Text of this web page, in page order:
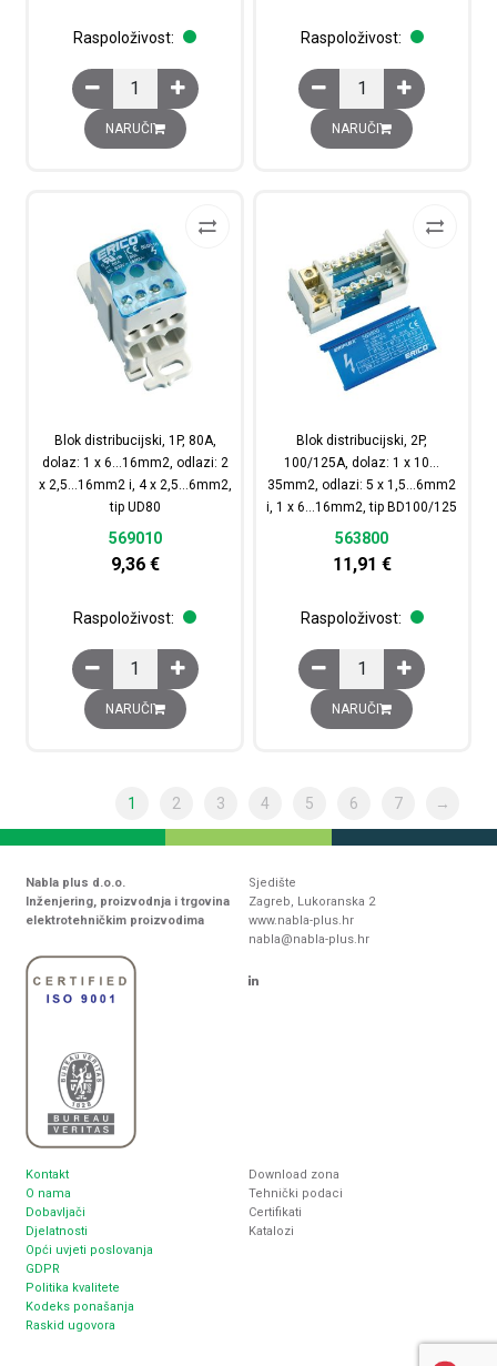
Raspoloživost:
Blok distribucijski, 1P, 400A, dolaz: 1 x 95...185mm2,
NARUČI
Raspoloživost:
Blok distribucijski,
NARUČI
Blok distribucijski, 1P, 80A,
dolaz: 1 x 6…16mm2, odlazi: 2
x 2,5…16mm2 i, 4 x 2,5…6mm2,
tip UD80
569010
9,36 €
Raspoloživost:
Blok distribucijski, 1P, 80A, dolaz: 1 x 6...16mm2,
NARUČI
Blok distribucijski, 2P,
100/125A, dolaz: 1 x 10…
35mm2, odlazi: 5 x 1,5…6mm2
i, 1 x 6…16mm2, tip BD100/125
563800
11,91 €
Raspoloživost:
Blok distribucijski,
NARUČI
1 2 3 4 5 6 7 →
Nabla plus d.o.o.
Inženjering, proizvodnja i trgovina
elektrotehničkim proizvodima
Sjedište
Zagreb, Lukoranska 2
www.nabla-plus.hr
nabla@nabla-plus.hr
Kontakt
O nama
Dobavljači
Djelatnosti
Opći uvjeti poslovanja
GDPR
Politika kvalitete
Kodeks ponašanja
Raskid ugovora
Download zona
Tehnički podaci
Certifikati
Katalozi